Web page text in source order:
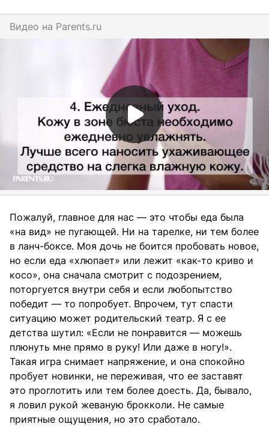
Видео на parents.ru
Пожалуй, главное для нас — это чтобы еда была
«на вид» не пугающей. Ни на тарелке, ни тем более
в ланч-боксе. Моя дочь не боится пробовать новое,
но если еда «хлюпает» или лежит «как-то криво и
косо», она сначала смотрит с подозрением,
поторгуется внутри себя и если любопытство
победит — то попробует. Впрочем, тут спасти
ситуацию может родительский театр. Я с ее
детства шутил: «Если не понравится — можешь
плюнуть мне прямо в руку! Или даже в ногу!».
Такая игра снимает напряжение, и она спокойно
пробует новинки, не переживая, что ее заставят
это проглотить или тем более доесть. Да, бывало,
я ловил рукой жеваную брокколи. Не самые
приятные ощущения, но это сработало.